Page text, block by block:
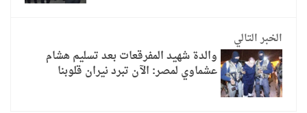
الخبر التالي
والدة شهيد المفرقعات بعد تسليم هشام
عشماوي لمصر: الآن تبرد نيران قلوبنا